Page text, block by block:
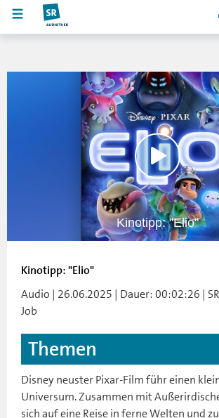
Kinotipp: "Elio"
Kinotipp: "Elio"
Audio | 26.06.2025 | Dauer: 00:02:26 |
Job
Themen
Disney neuster Pixar-Film führ einen
Universum. Zusammen mit
sich auf eine Reise in ferne Welten und